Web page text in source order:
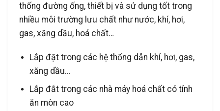
thống đường ống, thiết bị và sử dụng tốt trong
nhiều môi trường lưu chất như nước, khí, hơi,
gas, xăng dầu, hoá chất…
Lắp đặt trong các hệ thống dẫn khí, hơi, gas,
xăng dầu…
Lắp đắt trong các nhà máy hoá chất có tính
ăn mòn cao